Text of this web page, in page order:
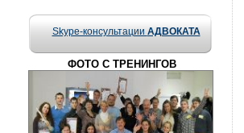
Skype-консультации АДВОКАТА
ФОТО С ТРЕНИНГОВ